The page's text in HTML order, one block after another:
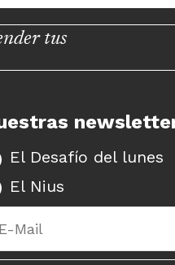
tus
El Desafío del lunes
El Nius